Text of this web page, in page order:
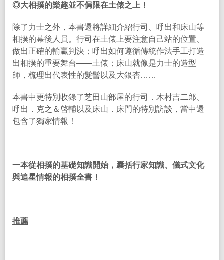
◎大相撲的樂趣並不侷限在土俵之上！
除了力士之外，本書還將詳細介紹行司、呼出和床山等
相撲的幕後人員。行司在土俵上要注意自己站的位置、
做出正確的輸贏判決；呼出如何遵循傳統作法手工打造
出相撲的重要舞台——土俵；床山就像是力士的造型
師，梳理出代表性的髮髻以及大銀杏……
本書中更特別收錄了芝田山部屋的行司．木村吉二郎、
呼出．克之＆啓輔以及床山．床門的特別訪談，當中還
包含了獨家情報！
一本從相撲的基礎知識開始，囊括行家知識、儀式文化
與追星情報的相撲全書！
推薦